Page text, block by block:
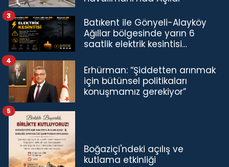
Batıkent ile Gönyeli-Alayköy
Ağıllar bölgesinde yarın 6
saatlik elektrik kesintisi…
3
Erhürman: “Şiddetten arınmak
için bütünsel politikaları
konuşmamız gerekiyor”
4
Boğaziçi'ndeki açılış ve
kutlama etkinliği
5